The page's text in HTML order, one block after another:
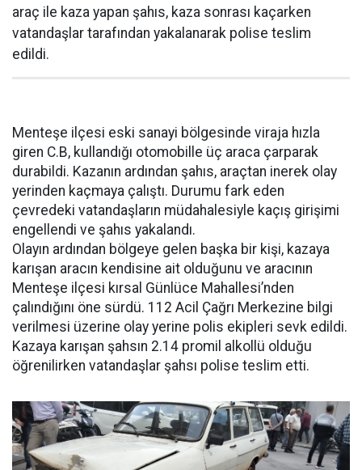
araç ile kaza yapan şahıs, kaza sonrası kaçarken
vatandaşlar tarafından yakalanarak polise teslim
edildi.
Menteşe ilçesi eski sanayi bölgesinde viraja hızla
giren C.B, kullandığı otomobille üç araca çarparak
durabildi. Kazanın ardından şahıs, araçtan inerek olay
yerinden kaçmaya çalıştı. Durumu fark eden
çevredeki vatandaşların müdahalesiyle kaçış girişimi
engellendi ve şahıs yakalandı.
Olayın ardından bölgeye gelen başka bir kişi, kazaya
karışan aracın kendisine ait olduğunu ve aracının
Menteşe ilçesi kırsal Günlüce Mahallesi’nden
çalındığını öne sürdü. 112 Acil Çağrı Merkezine bilgi
verilmesi üzerine olay yerine polis ekipleri sevk edildi.
Kazaya karışan şahsın 2.14 promil alkollü olduğu
öğrenilirken vatandaşlar şahsı polise teslim etti.